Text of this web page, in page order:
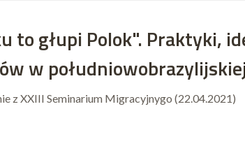
to głupi Polok". Praktyki,
w
z XXIII Seminarium Migracyjnygo (22.04.2021)